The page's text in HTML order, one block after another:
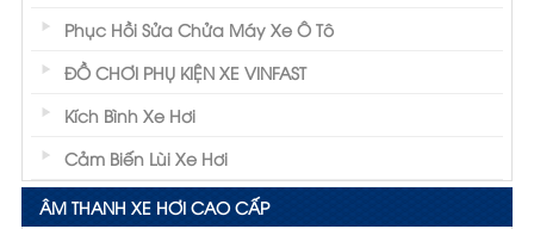
Phục Hồi Sửa Chửa Máy Xe Ô Tô
ĐỒ CHƠI PHỤ KIỆN XE VINFAST
Kích Bình Xe Hơi
Cảm Biến Lùi Xe Hơi
ÂM THANH XE HƠI CAO CẤP